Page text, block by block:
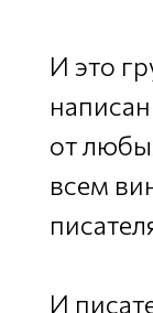
И это
от
всем
И